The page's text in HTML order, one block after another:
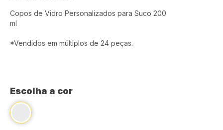
Copos de Vidro Personalizados para Suco 200
ml
*Vendidos em múltiplos de 24 peças.
Escolha a cor